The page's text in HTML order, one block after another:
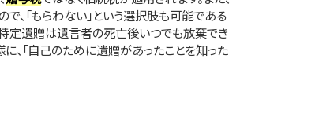
「もらわない」という選択肢も可能である
特定遺贈は遺言者の死亡後いつでも放棄でき
、「自己のために遺贈があったことを知った